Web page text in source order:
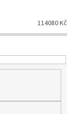
114080Kč